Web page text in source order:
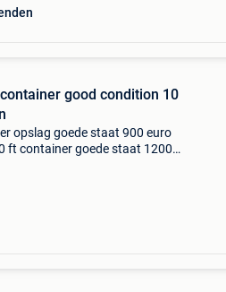
good condition 10
opslag goede staat 900 euro
ft container goede staat 1200